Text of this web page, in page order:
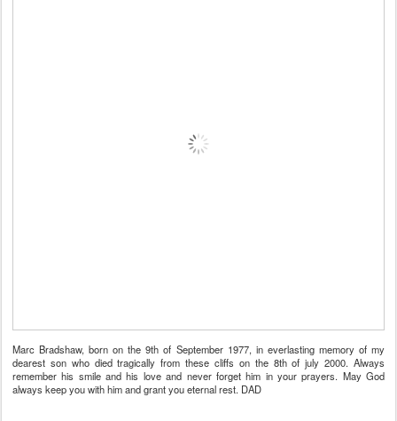
Marc Bradshaw, born on the 9th of September 1977, in everlasting memory of my
dearest son who died tragically from these cliffs on the 8th of july 2000. Always
remember his smile and his love and never forget him in your prayers. May God
always keep you with him and grant you eternal rest. DAD